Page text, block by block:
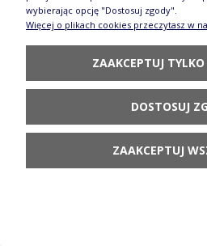
Kubek czeski Ceramika Bolesławiec V
wybierając opcję "Dostosuj zgody".
Więcej o plikach cookies przeczytasz w
ZAAKCEPTUJ
DOSTOSUJ
ZAAKCEPTUJ